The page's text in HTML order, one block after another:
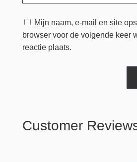
Mijn naam, e-mail en site
browser voor de volgende keer
reactie plaats.
Customer